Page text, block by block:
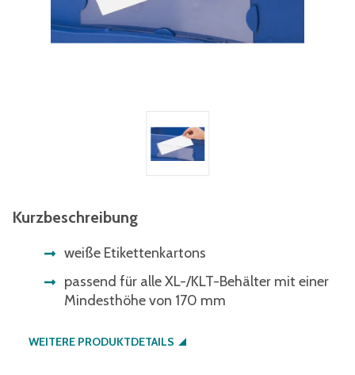
Kurzbeschreibung
weiße Etikettenkartons
passend für alle XL-/KLT-Behälter mit einer
Mindesthöhe von 170 mm
WEITERE PRODUKTDETAILS